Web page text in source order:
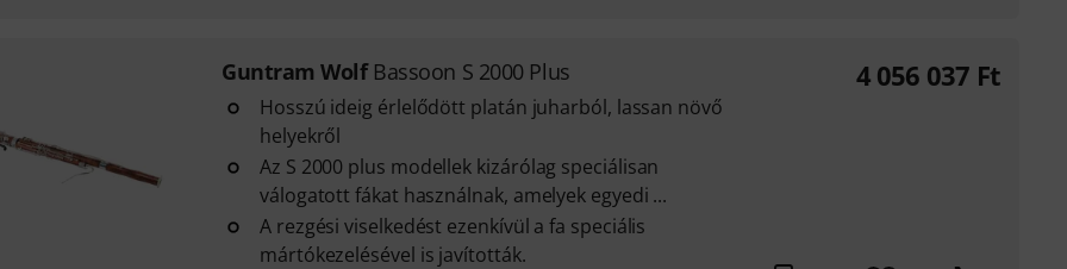
Guntram Wolf Bassoon S 2000 Plus
Hosszú ideig érlelődött platán juharból, lassan növő
helyekről
Az S 2000 plus modellek kizárólag speciálisan
válogatott fákat használnak, amelyek egyedi ...
A rezgési viselkedést ezenkívül a fa speciális
mártókezelésével is javították.
4 056 037 Ft